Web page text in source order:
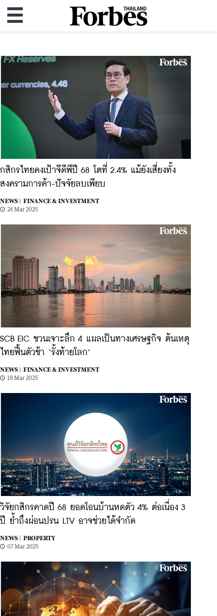
กสิกรไทยคงเป้าจีดีพีปี 68 โตที่ 2.4% แม้ยังเสี่ยงทั้ง
สงครามการค้า-ปัจจัยลบเพียบ
NEWS |
FINANCE & INVESTMENT
24 Mar 2025
SCB EIC ชวนเจาะลึก 4 แผลเป็นทางเศรษฐกิจ ต้นเหตุ
ไทยฟื้นตัวช้า ‘รั้งท้ายโลก’
NEWS |
FINANCE & INVESTMENT
18 Mar 2025
วิจัยกสิกรคาดปี 68 ยอดโอนบ้านหดตัว 4% ต่อเนื่อง 3
ปี ย้ำถึงผ่อนปรน LTV อาจช่วยได้จำกัด
NEWS |
PROPERTY
07 Mar 2025